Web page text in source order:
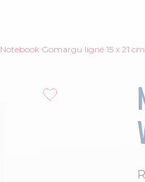
Notebook Gomargu ligné 15 x 21 cm